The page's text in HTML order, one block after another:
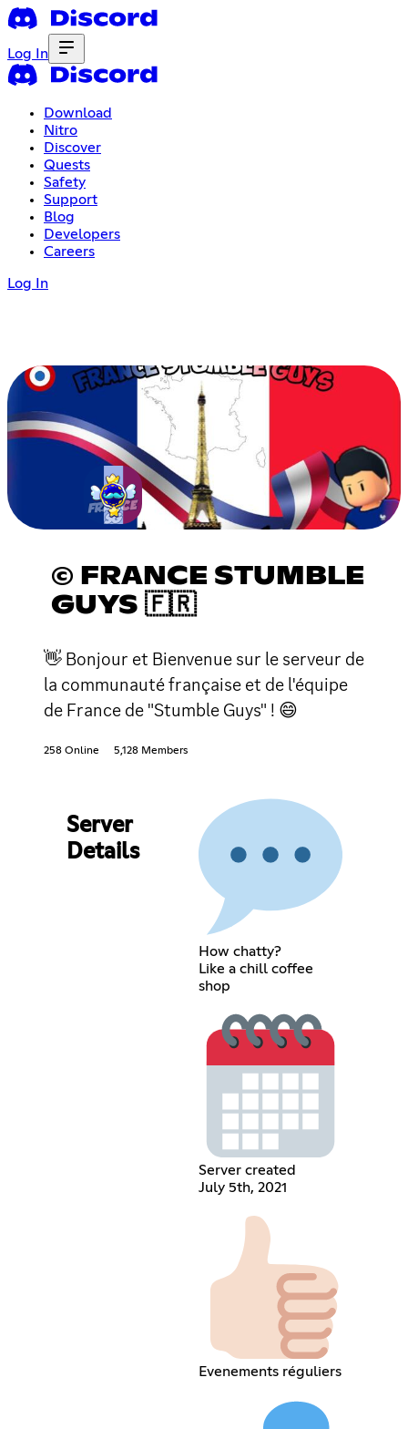
Log In
Download
Nitro
Discover
Quests
Safety
Support
Blog
Developers
Careers
Log In
© FRANCE STUMBLE
GUYS 🇫🇷
👋 Bonjour et Bienvenue sur le serveur de
la communauté française et de l'équipe
de France de "Stumble Guys" ! 😄
258 Online 5,128 Members
Server
Details
How chatty?
Like a chill coffee
shop
Server created
July 5th, 2021
Evenements réguliers